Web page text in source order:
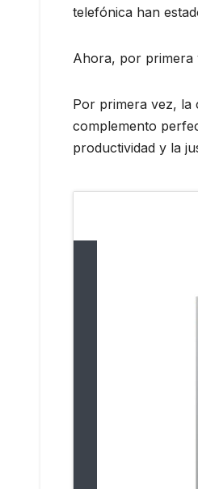
telefónica han
Ahora, por primera
Por primera vez, la
complemento
productividad y la